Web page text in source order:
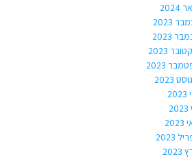
2024
2023
2023
2023
2023
2023
2023